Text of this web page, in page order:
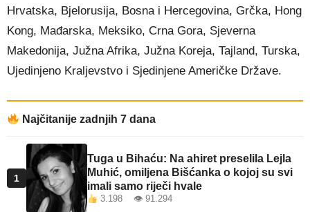
Hrvatska, Bjelorusija, Bosna i Hercegovina, Grčka, Hong
Kong, Mađarska, Meksiko, Crna Gora, Sjeverna
Makedonija, Južna Afrika, Južna Koreja, Tajland, Turska,
Ujedinjeno Kraljevstvo i Sjedinjene Američke Države.
Najčitanije zadnjih 7 dana
1
Tuga u Bihaću: Na ahiret preselila Lejla
Muhić, omiljena Bišćanka o kojoj su svi
imali samo riječi hvale
3.198 👁 91.294